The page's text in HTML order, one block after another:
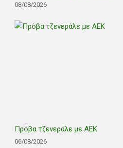
08/08/2026
Πρόβα τζενεράλε με ΑΕΚ
06/08/2026